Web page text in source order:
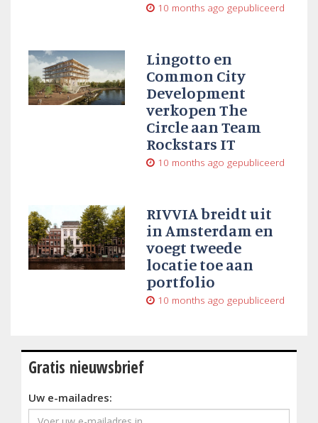
10 months ago gepubliceerd
Lingotto en
Common City
Development
verkopen The
Circle aan Team
Rockstars IT
10 months ago gepubliceerd
RIVVIA breidt uit
in Amsterdam en
voegt tweede
locatie toe aan
portfolio
10 months ago gepubliceerd
Gratis nieuwsbrief
Uw e-mailadres: